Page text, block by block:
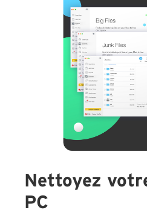
Nettoyez
PC